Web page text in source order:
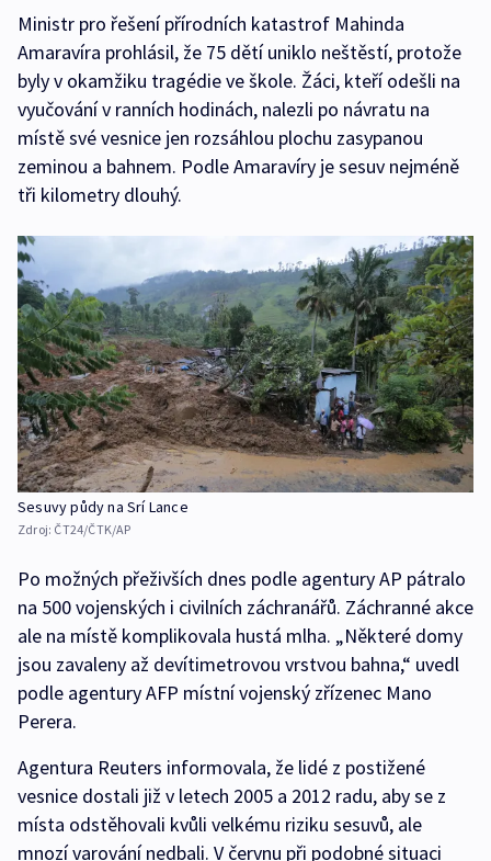
Ministr pro řešení přírodních katastrof Mahinda
Amaravíra prohlásil, že 75 dětí uniklo neštěstí, protože
byly v okamžiku tragédie ve škole. Žáci, kteří odešli na
vyučování v ranních hodinách, nalezli po návratu na
místě své vesnice jen rozsáhlou plochu zasypanou
zeminou a bahnem. Podle Amaravíry je sesuv nejméně
tři kilometry dlouhý.
Sesuvy půdy na Srí Lance
Zdroj: ČT24/ČTK/AP
Po možných přeživších dnes podle agentury AP pátralo
na 500 vojenských i civilních záchranářů. Záchranné akce
ale na místě komplikovala hustá mlha. „Některé domy
jsou zavaleny až devítimetrovou vrstvou bahna,“ uvedl
podle agentury AFP místní vojenský zřízenec Mano
Perera.
Agentura Reuters informovala, že lidé z postižené
vesnice dostali již v letech 2005 a 2012 radu, aby se z
místa odstěhovali kvůli velkému riziku sesuvů, ale
mnozí varování nedbali. V červnu při podobné situaci